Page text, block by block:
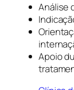
Análise
Apoio